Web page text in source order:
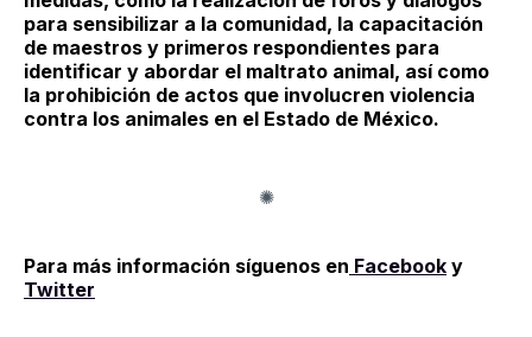
para sensibilizar a la comunidad, la capacitación
de maestros y primeros respondientes para
identificar y abordar el maltrato animal, así como
la prohibición de actos que involucren violencia
contra los animales en el Estado de México.
Para más información síguenos en Facebook y
Twitter